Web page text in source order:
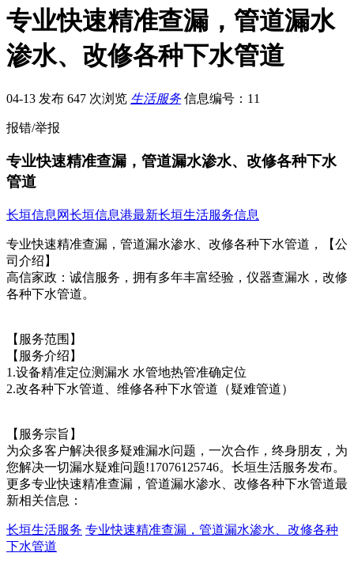
专业快速精准查漏，管道漏水
渗水、改修各种下水管道
04-13 发布 647 次浏览 生活服务 信息编号：11
报错/举报
专业快速精准查漏，管道漏水渗水、改修各种下水
管道
长垣信息网长垣信息港最新长垣生活服务信息
专业快速精准查漏，管道漏水渗水、改修各种下水管道，【公
司介绍】
高信家政：诚信服务，拥有多年丰富经验，仪器查漏水，改修
各种下水管道。
【服务范围】
【服务介绍】
1.设备精准定位测漏水 水管地热管准确定位
2.改各种下水管道、维修各种下水管道（疑难管道）
【服务宗旨】
为众多客户解决很多疑难漏水问题，一次合作，终身朋友，为
您解决一切漏水疑难问题!17076125746。长垣生活服务发布。
更多专业快速精准查漏，管道漏水渗水、改修各种下水管道最
新相关信息：
长垣生活服务 专业快速精准查漏，管道漏水渗水、改修各种
下水管道